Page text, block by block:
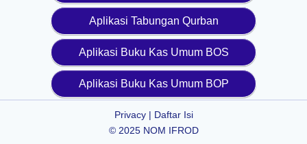
Aplikasi Tabungan Qurban
Aplikasi Buku Kas Umum BOS
Aplikasi Buku Kas Umum BOP
Privacy| Daftar Isi
© 2025 NOM IFROD